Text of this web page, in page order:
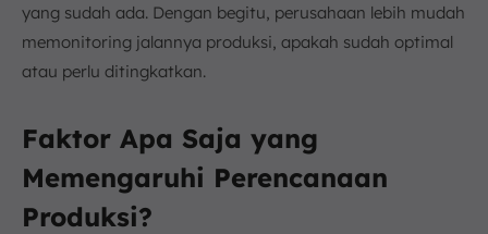
yang sudah ada. Dengan begitu, perusahaan lebih mudah
memonitoring jalannya produksi, apakah sudah optimal
atau perlu ditingkatkan.
Faktor Apa Saja yang
Memengaruhi Perencanaan
Produksi?